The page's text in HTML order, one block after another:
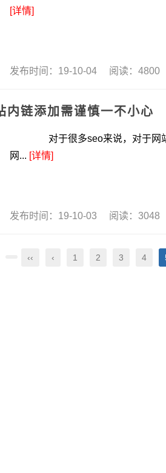
[详情]
发布时间：19-10-04 阅读：4800
内链添加需谨慎一不小心
对于很多seo来说，对于网站
网... [详情]
发布时间：19-10-03 阅读：3048
‹‹ ‹ 1 2 3 4